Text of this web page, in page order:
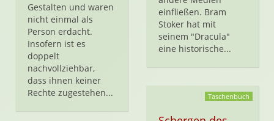
Gestalten und waren
nicht einmal als
Person erdacht.
Insofern ist es
doppelt
nachvollziehbar,
dass ihnen keiner
Rechte zugestehen...
einfließen. Bram
Stoker hat mit
seinem "Dracula"
eine historische...
Taschenbuch